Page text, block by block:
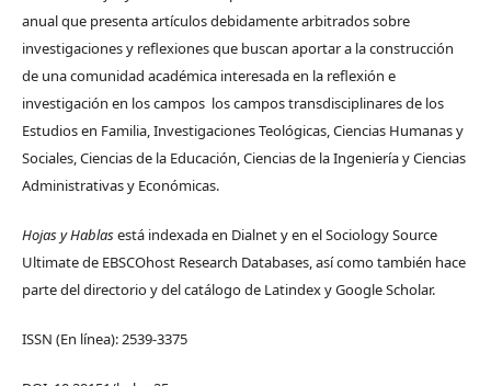
anual que presenta artículos debidamente arbitrados sobre
investigaciones y reflexiones que buscan aportar a la construcción
de una comunidad académica interesada en la reflexión e
investigación en los campos los campos transdisciplinares de los
Estudios en Familia, Investigaciones Teológicas, Ciencias Humanas y
Sociales, Ciencias de la Educación, Ciencias de la Ingeniería y Ciencias
Administrativas y Económicas.
Hojas y Hablasestá indexada en Dialnet y en el Sociology Source
Ultimate de EBSCOhost Research Databases, así como también hace
parte del directorio y del catálogo de Latindex y Google Scholar.
ISSN (En línea): 2539-3375